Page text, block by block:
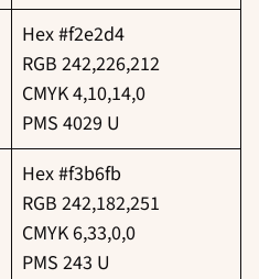
Hex #f2e2d4
RGB 242,226,212
CMYK 4,10,14,0
PMS 4029 U
Hex #f3b6fb
RGB 242,182,251
CMYK 6,33,0,0
PMS 243 U